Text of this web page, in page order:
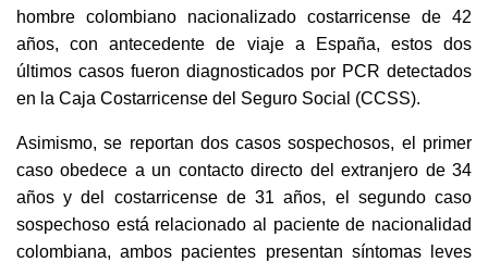
hombre colombiano nacionalizado costarricense de 42
años, con antecedente de viaje a España, estos dos
últimos casos fueron diagnosticados por PCR detectados
en la Caja Costarricense del Seguro Social (CCSS).
Asimismo, se reportan dos casos sospechosos, el primer
caso obedece a un contacto directo del extranjero de 34
años y del costarricense de 31 años, el segundo caso
sospechoso está relacionado al paciente de nacionalidad
colombiana, ambos pacientes presentan síntomas leves